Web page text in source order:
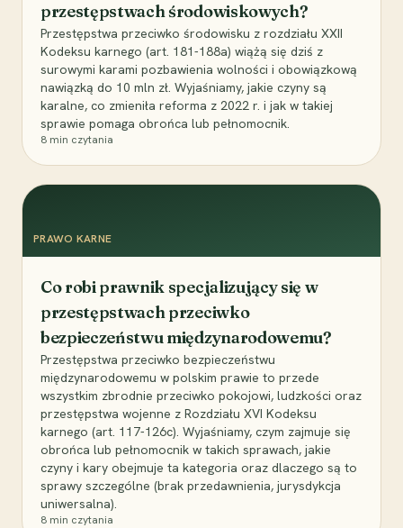
przestępstwach środowiskowych?
Przestępstwa przeciwko środowisku z rozdziału XXII
Kodeksu karnego (art. 181-188a) wiążą się dziś z
surowymi karami pozbawienia wolności i obowiązkową
nawiązką do 10 mln zł. Wyjaśniamy, jakie czyny są
karalne, co zmieniła reforma z 2022 r. i jak w takiej
sprawie pomaga obrońca lub pełnomocnik.
8 min czytania
PRAWO KARNE
Co robi prawnik specjalizujący się w
przestępstwach przeciwko
bezpieczeństwu międzynarodowemu?
Przestępstwa przeciwko bezpieczeństwu
międzynarodowemu w polskim prawie to przede
wszystkim zbrodnie przeciwko pokojowi, ludzkości oraz
przestępstwa wojenne z Rozdziału XVI Kodeksu
karnego (art. 117-126c). Wyjaśniamy, czym zajmuje się
obrońca lub pełnomocnik w takich sprawach, jakie
czyny i kary obejmuje ta kategoria oraz dlaczego są to
sprawy szczególne (brak przedawnienia, jurysdykcja
uniwersalna).
8 min czytania